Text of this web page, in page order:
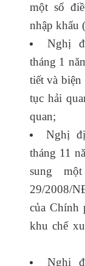
một số
nhập khẩu
Nghị
tháng 1
tiết và
tục hải
quan;
Nghị
tháng 11
sung
29/2008/
của Chính
khu chế
Nghị